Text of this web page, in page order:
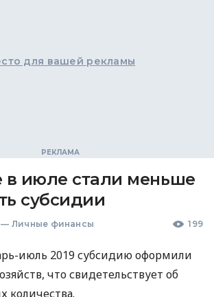
для вашей рекламы
в июле стали меньше
субсидии
— Личные финансы 199
июль 2019 субсидию оформили
что свидетельствует об
количества.